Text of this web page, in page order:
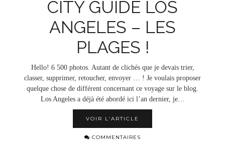
CITY GUIDE LOS
ANGELES – LES
PLAGES !
Hello! 6 500 photos. Autant de clichés que je devais trier,
classer, supprimer, retoucher, envoyer … ! Je voulais proposer
quelque chose de différent concernant ce voyage sur le blog.
Los Angeles a déjà été abordé ici l’an dernier, je…
VOIR L’ARTICLE
COMMENTAIRES